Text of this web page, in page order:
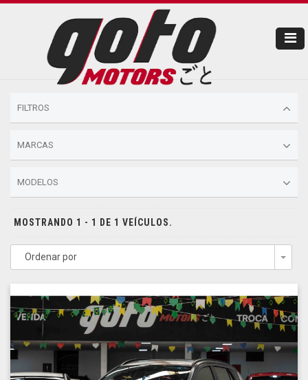
FILTROS
MARCAS
MODELOS
MOSTRANDO 1 - 1 DE 1 VEÍCULOS.
Ordenar por